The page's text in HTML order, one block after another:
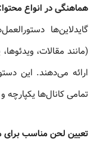
هماهنگی در انواع محتوا:
گایدلاین‌ها
(مانند مقالات،
ارائه می‌دهند. این
تمامی کانال‌ها
تعیین لحن مناسب برای